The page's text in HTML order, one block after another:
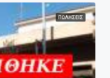
ΠΩΛΉΣΕΙΣ